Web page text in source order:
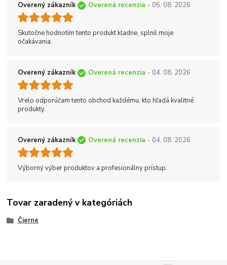
Overený zákazník Overená recenzia - 05. 08. 2026
Skutočne hodnotím tento produkt kladne, splnil moje
očakávania.
Overený zákazník Overená recenzia - 04. 08. 2026
Vrelo odporúčam tento obchod každému, kto hľadá kvalitné
produkty.
Overený zákazník Overená recenzia - 04. 08. 2026
Výborný výber produktov a profesionálny prístup.
Tovar zaradený v kategóriách
Čierne